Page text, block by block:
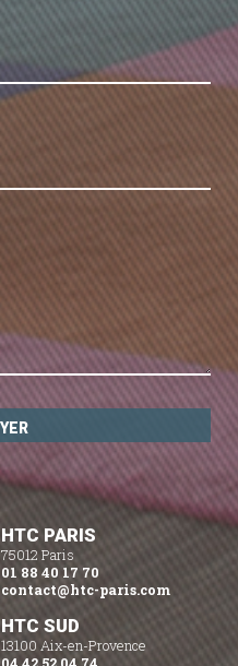
HTC PARIS
75012 Paris
01 88 40 17 70
contact@htc-paris.com
HTC SUD
13100 Aix-en-Provence